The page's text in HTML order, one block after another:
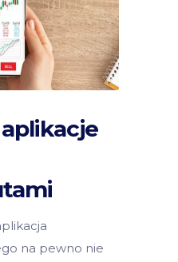
na pewno nie